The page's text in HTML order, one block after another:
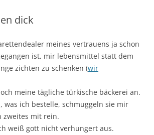
dick
meines vertrauens ja schon
ist, mir lebensmittel statt dem
zichten zu schenken (wir
meine tägliche türkische bäckerei an.
was ich bestelle, schmuggeln sie mir
zweites mit rein.
weiß gott nicht verhungert aus.